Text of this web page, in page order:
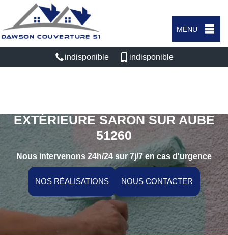
MENU
indisponible indisponible
EXTÉRIEURE SARON SUR AUBE
51260
Nous intervenons 24h/24 sur 7j/7 en cas d'urgence
NOS RÉALISATIONS NOUS CONTACTER